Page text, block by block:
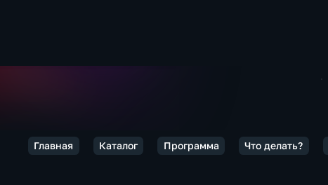
Главная Каталог Программа Что делать?